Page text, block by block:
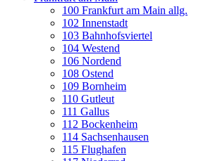
100 Frankfurt am Main allg.
102 Innenstadt
103 Bahnhofsviertel
104 Westend
106 Nordend
108 Ostend
109 Bornheim
110 Gutleut
111 Gallus
112 Bockenheim
114 Sachsenhausen
115 Flughafen